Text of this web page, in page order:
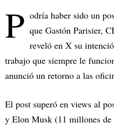
P odría haber sido un
que Gastón Parisier,
reveló en X su
trabajo que siempre le
anunció un retorno a las
El post superó en views al
y Elon Musk (11 millones